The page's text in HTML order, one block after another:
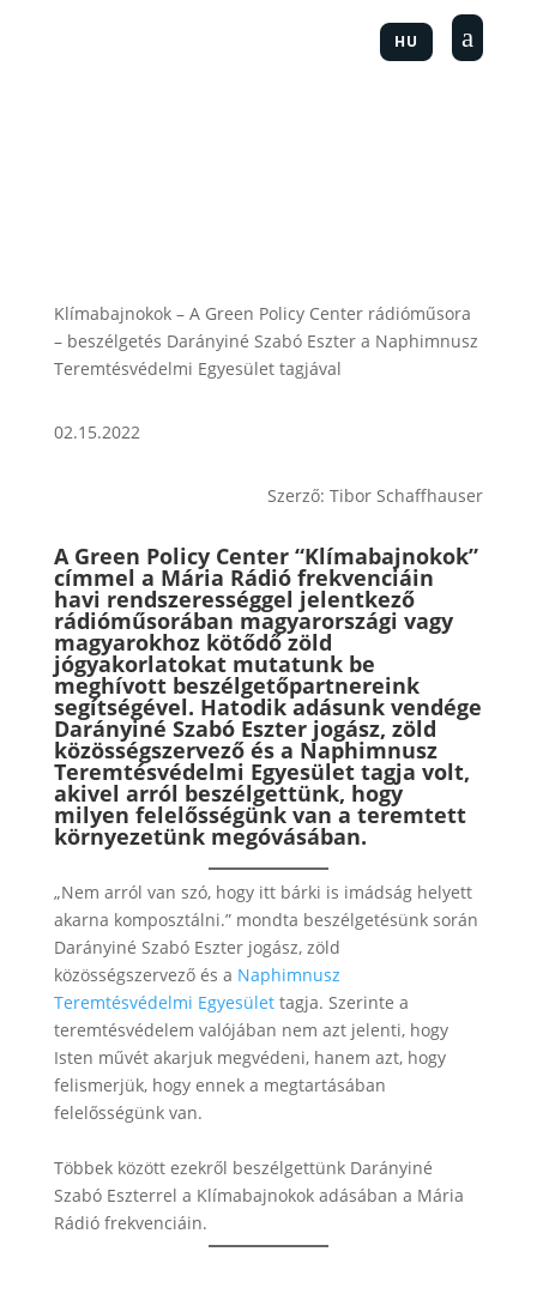
HU a
Klímabajnokok – A Green Policy Center rádióműsora
– beszélgetés Darányiné Szabó Eszter a Naphimnusz
Teremtésvédelmi Egyesület tagjával
02.15.2022
Szerző: Tibor Schaffhauser
A Green Policy Center “Klímabajnokok”
címmel a Mária Rádió frekvenciáin
havi rendszerességgel jelentkező
rádióműsorában magyarországi vagy
magyarokhoz kötődő zöld
jógyakorlatokat mutatunk be
meghívott beszélgetőpartnereink
segítségével. Hatodik adásunk vendége
Darányiné Szabó Eszter jogász, zöld
közösségszervező és a Naphimnusz
Teremtésvédelmi Egyesület tagja volt,
akivel arról beszélgettünk, hogy
milyen felelősségünk van a teremtett
környezetünk megóvásában.
„Nem arról van szó, hogy itt bárki is imádság helyett
akarna komposztálni.” mondta beszélgetésünk során
Darányiné Szabó Eszter jogász, zöld
közösségszervező és a Naphimnusz
Teremtésvédelmi Egyesülettagja. Szerinte a
teremtésvédelem valójában nem azt jelenti, hogy
Isten művét akarjuk megvédeni, hanem azt, hogy
felismerjük, hogy ennek a megtartásában
felelősségünk van.
Többek között ezekről beszélgettünk Darányiné
Szabó Eszterrel a Klímabajnokok adásában a Mária
Rádió frekvenciáin.